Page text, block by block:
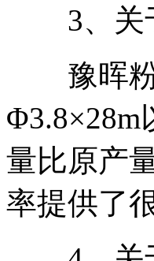
3、关
豫晖粉
Φ3.8×28m
量比原产
率提供了